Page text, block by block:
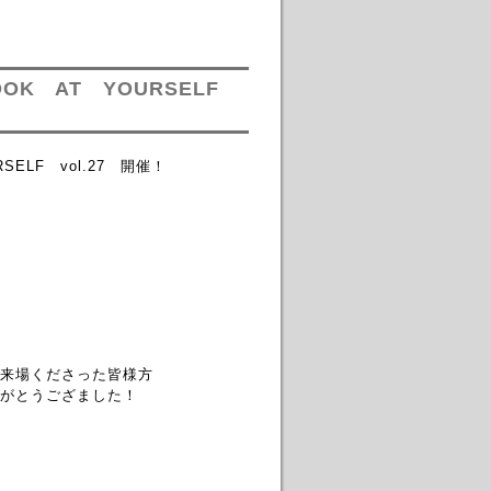
AT YOURSELF
vol.27 開催！
場くださった皆様方
とうござました！